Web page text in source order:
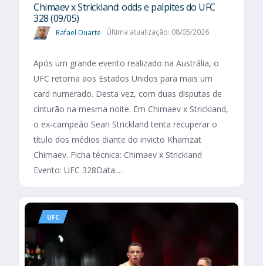
Chimaev x Strickland: odds e palpites do UFC
328 (09/05)
Rafael Duarte Última atualização: 08/05/2026
Após um grande evento realizado na Austrália, o
UFC retorna aos Estados Unidos para mais um
card numerado. Desta vez, com duas disputas de
cinturão na mesma noite. Em Chimaev x Strickland,
o ex-campeão Sean Strickland tenta recuperar o
título dos médios diante do invicto Khamzat
Chimaev. Ficha técnica: Chimaev x Strickland
Evento: UFC 328Data:...
UFC